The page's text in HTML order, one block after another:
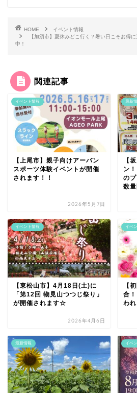
HOME
イベント情報
【加須市】夏休みどこ行く？暑い日こそお得
中！
関連記事
イベント情報
【上尾市】親子向けアーバン
スポーツ体験イベントが開催
されます！！
2026年5月7日
最新
【
ン
の
数
イベント情報
【東松山市】4月18日(土)に
「第12回 物見山つつじ祭り」
が開催されます☆
2026年4月6日
イベ
【
合
われ
最新情報 イベ